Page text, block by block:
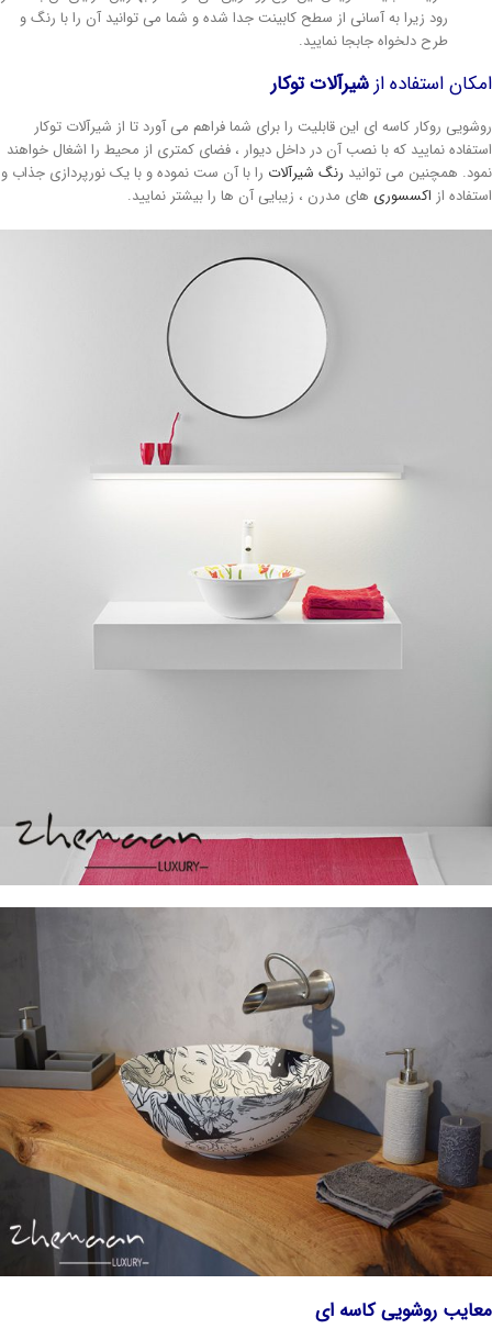
رود زیرا به آسانی از سطح کابینت جدا شده و شما می توانید آن را با رنگ و
طرح دلخواه جابجا نمایید.
استفاده ازشیرآلات توکار
روکار کاسه ای این قابلیت را برای شما فراهم می آورد تا از شیرآلات توکار
نمایید که با نصب آن در داخل دیوار ، فضای کمتری از محیط را اشغال خواهند
همچنین می توانید رنگ شیرآلاترا با آن ست نموده و با یک نورپردازی جذاب و
از اکسسوریهای مدرن ، زیبایی آن ها را بیشتر نمایید.
روشویی کاسه ای